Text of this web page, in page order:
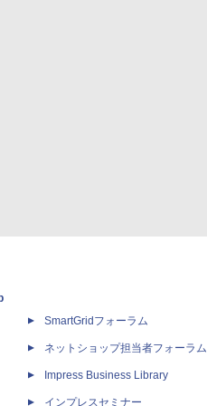
SmartGridフォーラム
ネットショップ担当者フォーラム
Impress Business Library
インプレスセミナー